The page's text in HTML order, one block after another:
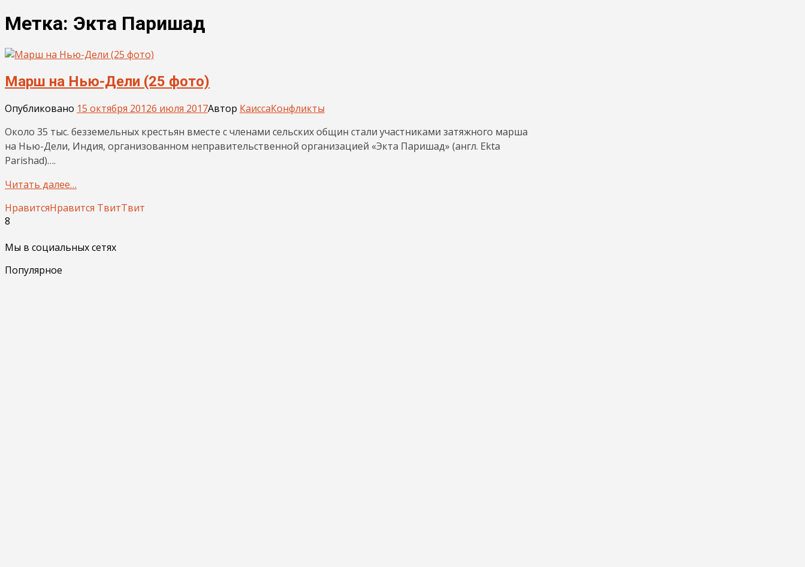
Метка: Экта Паришад
Марш на Нью-Дели (25 фото)
Опубликовано 15 октября 20126 июля 2017Автор КаиссаКонфликты
Около 35 тыс. безземельных крестьян вместе с членами сельских общин стали участниками затяжного марша
на Нью-Дели, Индия, организованном неправительственной организацией «Экта Паришад» (англ. Ekta
Parishad)….
Читать далее…
НравитсяНравится ТвитТвит
8
Мы в социальных сетях
Популярное